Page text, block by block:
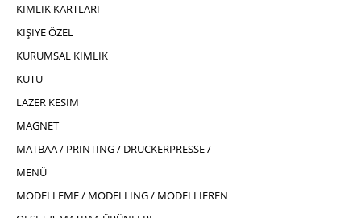
KIMLIK KARTLARI
KIŞIYE ÖZEL
KURUMSAL KIMLIK
KUTU
LAZER KESIM
MAGNET
MATBAA / PRINTING / DRUCKERPRESSE /
MENÜ
MODELLEME / MODELLING / MODELLIEREN